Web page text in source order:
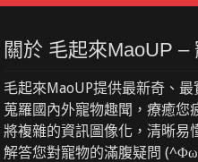
關於 毛起來MaoUP –
毛起來MaoUP提供最新奇、最
蒐羅國內外寵物趣聞，療癒您
將複雜的資訊圖像化，清晰易
解答您對寵物的滿腹疑問